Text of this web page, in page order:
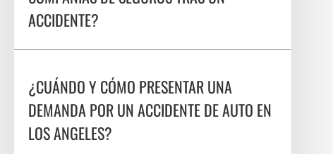
ACCIDENTE?
¿CUÁNDO Y CÓMO PRESENTAR UNA
DEMANDA POR UN ACCIDENTE DE AUTO EN
LOS ANGELES?